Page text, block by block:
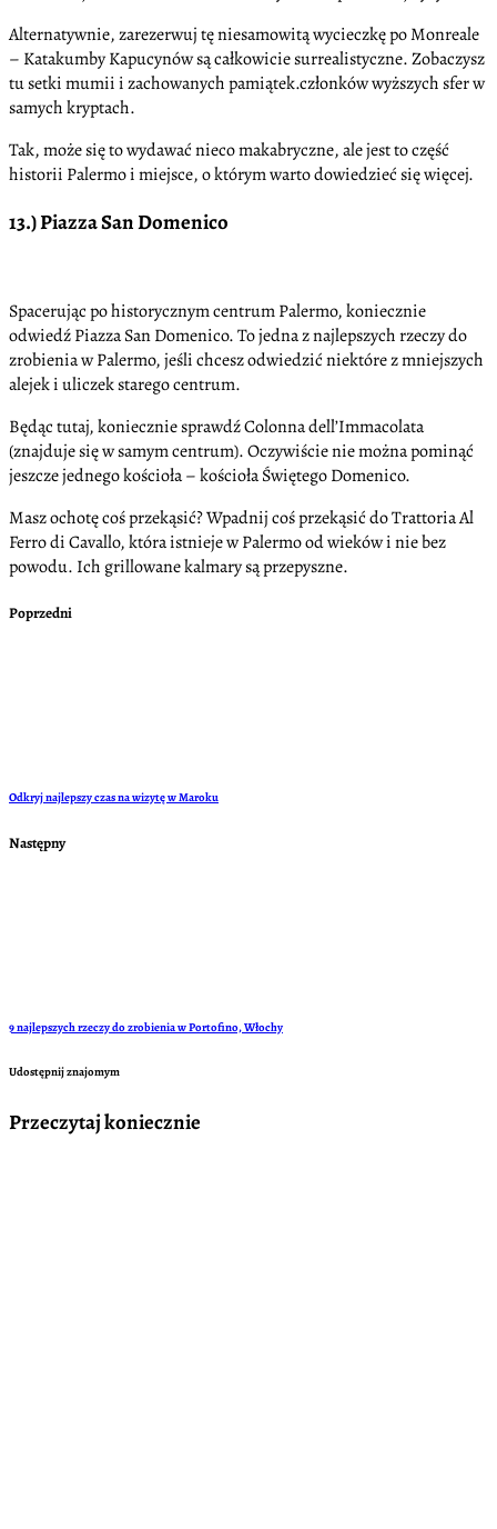
Alternatywnie, zarezerwuj tę niesamowitą wycieczkę po Monreale
– Katakumby Kapucynów są całkowicie surrealistyczne. Zobaczysz
tu setki mumii i zachowanych pamiątek.członków wyższych sfer w
samych kryptach.
Tak, może się to wydawać nieco makabryczne, ale jest to część
historii Palermo i miejsce, o którym warto dowiedzieć się więcej.
13.) Piazza San Domenico
Spacerując po historycznym centrum Palermo, koniecznie
odwiedź Piazza San Domenico. To jedna z najlepszych rzeczy do
zrobienia w Palermo, jeśli chcesz odwiedzić niektóre z mniejszych
alejek i uliczek starego centrum.
Będąc tutaj, koniecznie sprawdź Colonna dell’Immacolata
(znajduje się w samym centrum). Oczywiście nie można pominąć
jeszcze jednego kościoła – kościoła Świętego Domenico.
Masz ochotę coś przekąsić? Wpadnij coś przekąsić do Trattoria Al
Ferro di Cavallo, która istnieje w Palermo od wieków i nie bez
powodu. Ich grillowane kalmary są przepyszne.
Poprzedni
Odkryj najlepszy czas na wizytę w Maroku
Następny
9 najlepszych rzeczy do zrobienia w Portofino, Włochy
Udostępnij znajomym
Przeczytaj koniecznie